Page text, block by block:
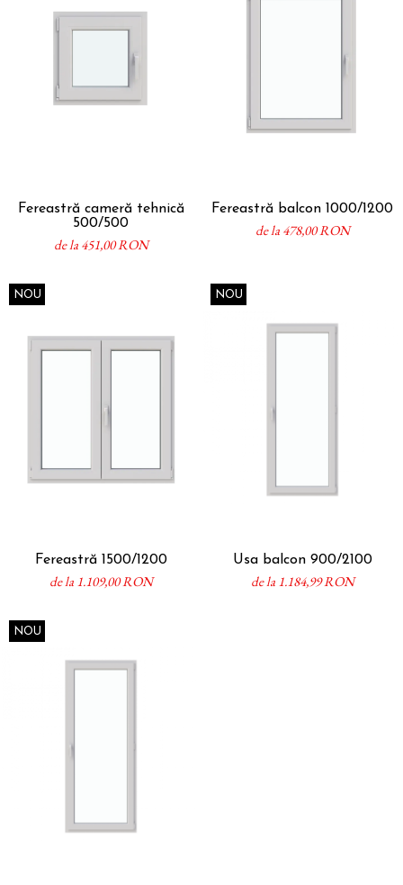
Fereastră cameră tehnică
500/500
de la 451,00 RON
Fereastră balcon 1000/1200
de la 478,00 RON
NOU
Fereastră 1500/1200
de la 1.109,00 RON
NOU
Usa balcon 900/2100
de la 1.184,99 RON
NOU